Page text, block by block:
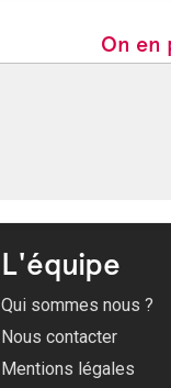
On en
L'équipe
Qui sommes nous ?
Nous contacter
Mentions légales